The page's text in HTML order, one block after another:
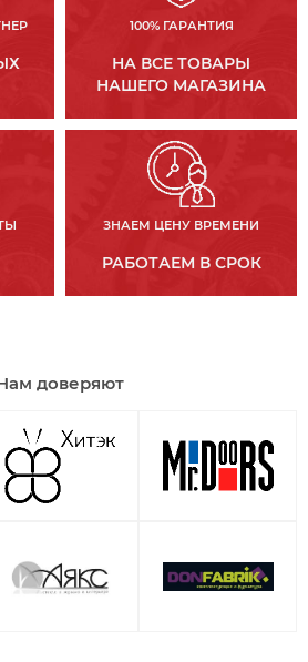
100% ГАРАНТИЯ
НА ВСЕ ТОВАРЫ
НАШЕГО МАГАЗИНА
ЗНАЕМ ЦЕНУ ВРЕМЕНИ
РАБОТАЕМ В СРОК
доверяют